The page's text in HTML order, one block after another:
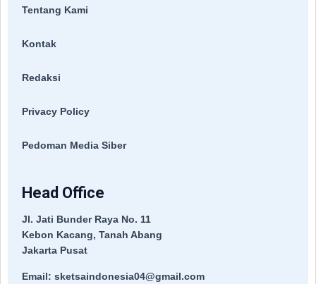
Tentang Kami
Kontak
Redaksi
Privacy Policy
Pedoman Media Siber
Head Office
Jl. Jati Bunder Raya No. 11
Kebon Kacang, Tanah Abang
Jakarta Pusat
Email: sketsaindonesia04@gmail.com